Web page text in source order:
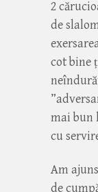
2
de
cot bine
mai bun
cu
Am
de